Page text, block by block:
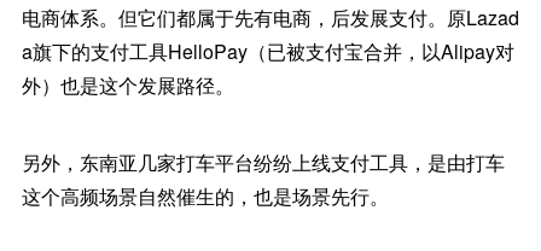
电商体系。但它们都属于先有电商，后发展支付。原Lazad
a旗下的支付工具HelloPay（已被支付宝合并，以Alipay对
外）也是这个发展路径。
另外，东南亚几家打车平台纷纷上线支付工具，是由打车
这个高频场景自然催生的，也是场景先行。